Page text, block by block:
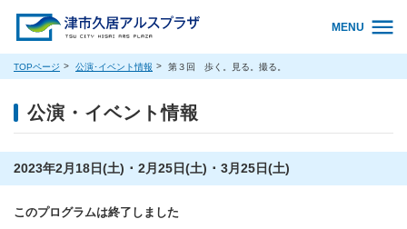
MENU
TOPページ 公演･イベント情報 第３回 歩く。見る。撮る。
公演・イベント情報
2023年2月18日(土) ･ 2月25日(土) ･ 3月25日(土)
このプログラムは終了しました